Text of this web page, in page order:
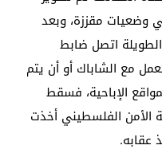
وضعيات مقززة، وبعد
اتصل ضابط
مع الشاباك أو أن يتم
الإباحية، فسقط
الأمن الفلسطيني أخذت
عقابه.